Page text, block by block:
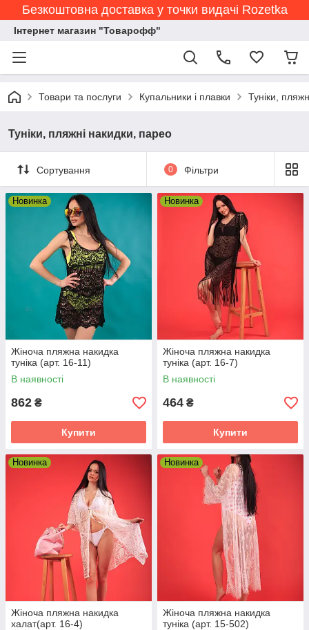
Безкоштовна доставка у точки видачі Rozetka
Інтернет магазин "Товарофф"
Товари та послуги Купальники і плавки Туніки,
Туніки, пляжні накидки, парео
Сортування 0 Фільтри
Новинка
Жіноча пляжна накидка
туніка (арт. 16-11)
В наявності
862 ₴
Купити
Новинка
Жіноча пляжна накидка
туніка (арт. 16-7)
В наявності
464 ₴
Купити
Новинка
Жіноча пляжна накидка
халат(арт. 16-4)
Новинка
Жіноча пляжна накидка
туніка (арт. 15-502)